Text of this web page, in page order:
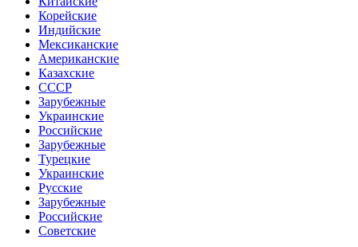
Корейские
Индийские
Мексиканские
Американские
Казахские
СССР
Зарубежные
Украинские
Российские
Зарубежные
Турецкие
Украинские
Русские
Зарубежные
Российские
Советские